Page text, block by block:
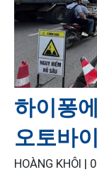
하이퐁
오토바
HOÀNG KHÔI |